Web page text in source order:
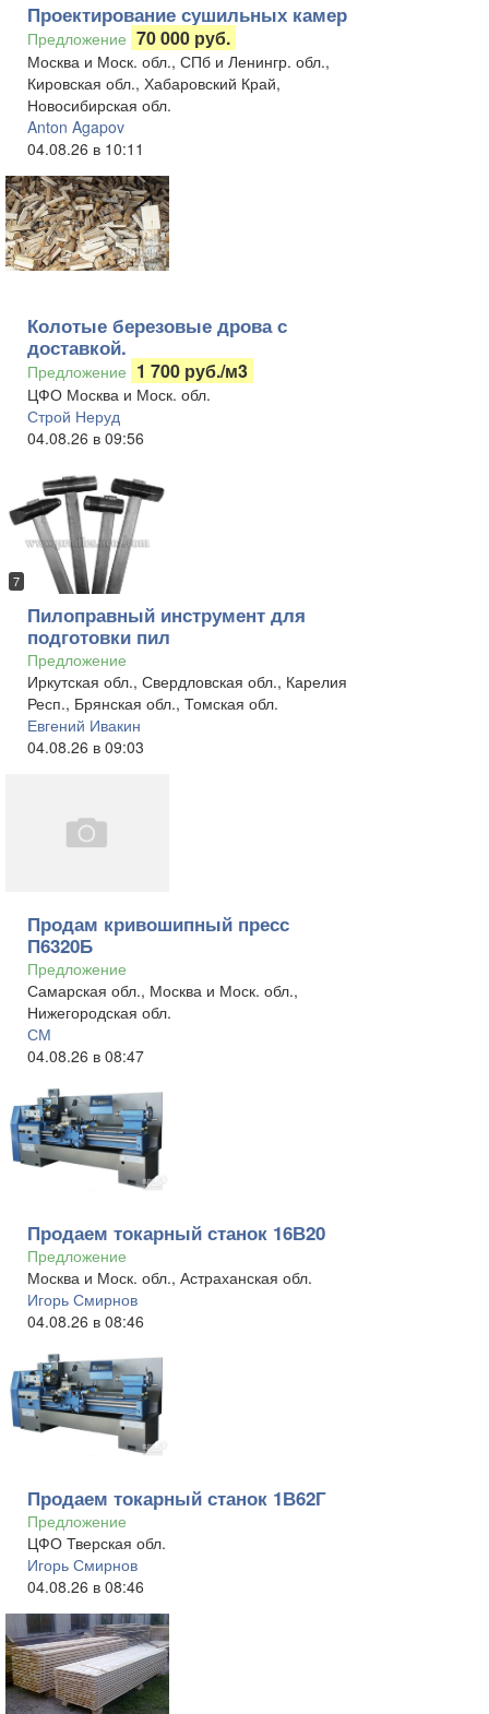
Проектирование сушильных камер
Предложение 70 000 руб.
Москва и Моск. обл., СПб и Ленингр. обл.,
Кировская обл., Хабаровский Край,
Новосибирская обл.
Anton Agapov
04.08.26 в 10:11
Колотые березовые дрова с
доставкой.
Предложение 1 700 руб./м3
ЦФО Москва и Моск. обл.
Строй Неруд
04.08.26 в 09:56
7
Пилоправный инструмент для
подготовки пил
Предложение
Иркутская обл., Свердловская обл., Карелия
Респ., Брянская обл., Томская обл.
Евгений Ивакин
04.08.26 в 09:03
Продам кривошипный пресс
П6320Б
Предложение
Самарская обл., Москва и Моск. обл.,
Нижегородская обл.
СМ
04.08.26 в 08:47
Продаем токарный станок 16В20
Предложение
Москва и Моск. обл., Астраханская обл.
Игорь Смирнов
04.08.26 в 08:46
Продаем токарный станок 1В62Г
Предложение
ЦФО Тверская обл.
Игорь Смирнов
04.08.26 в 08:46